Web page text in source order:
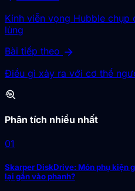
Kính viễn vọng Hubble
lùng
Bài tiếp theo arrow_forward
Điều gì xảy ra với cơ thể
troubleshoot
Phân tích nhiều nhất
01
Skarper DiskDrive: Món phụ kiện
lại gắn vào phanh?